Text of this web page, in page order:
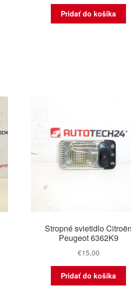
Pridať do košíka
Stropné svietidlo Citroën
Peugeot 6362K9
€15,00
Pridať do košíka